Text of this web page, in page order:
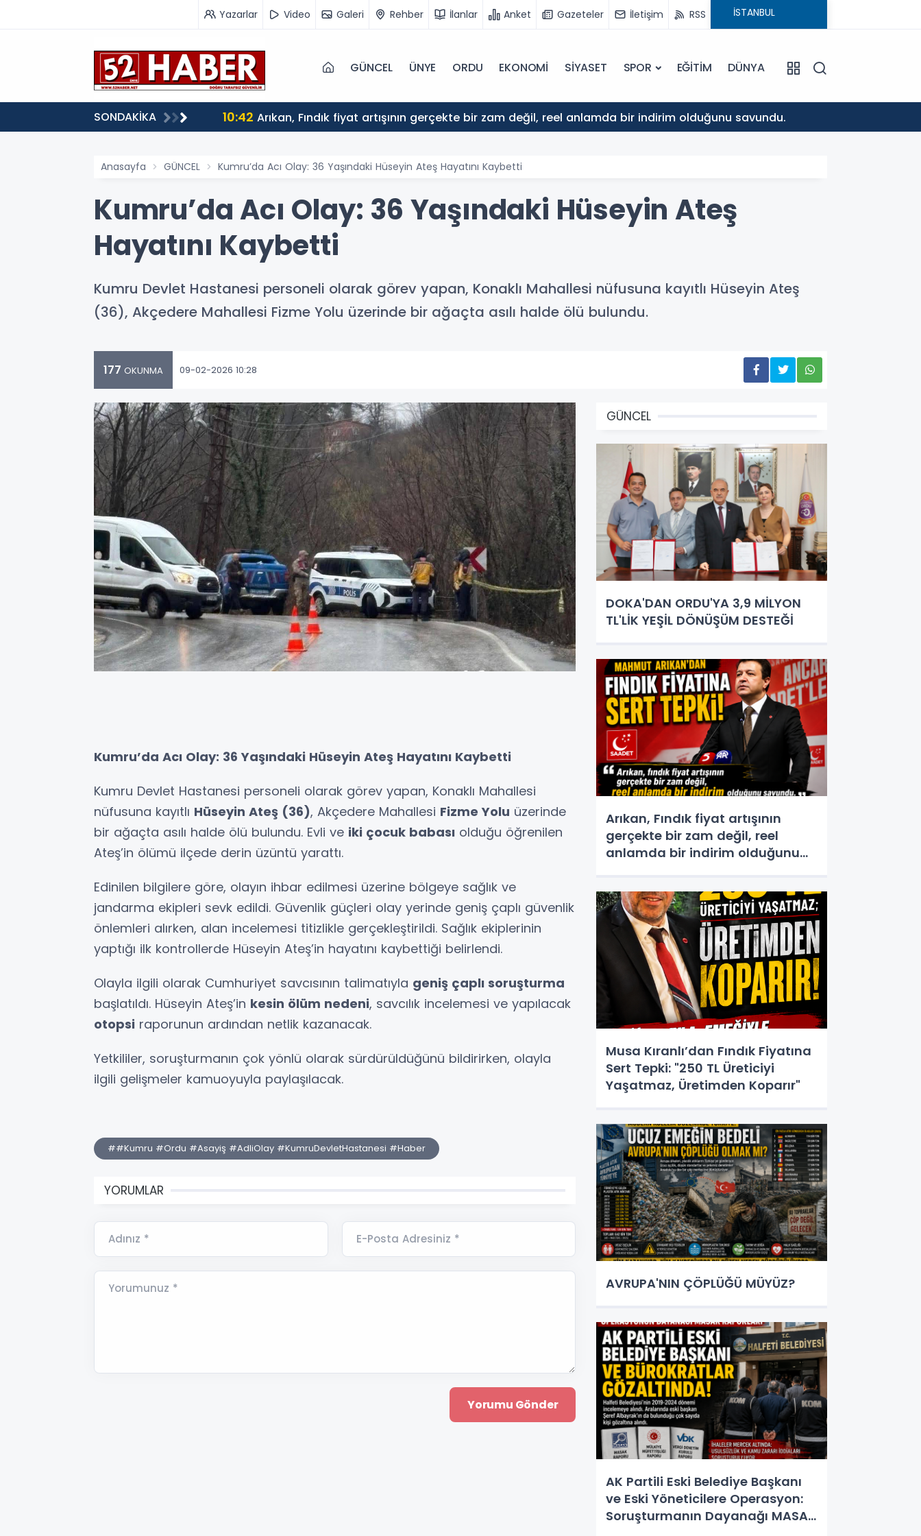
Yazarlar Video Galeri Rehber İlanlar Anket Gazeteler İletişim RSS
GÜNCEL ÜNYE ORDU EKONOMİ SİYASET SPOR EĞİTİM DÜNYA
SONDAKİKA 10:42 Arıkan, Fındık fiyat artışının gerçekte bir zam değil, reel anlamda bir indirim olduğunu savundu.
Anasayfa GÜNCEL Kumru’da Acı Olay: 36 Yaşındaki Hüseyin Ateş Hayatını Kaybetti
Kumru’da Acı Olay: 36 Yaşındaki Hüseyin Ateş
Hayatını Kaybetti
Kumru Devlet Hastanesi personeli olarak görev yapan, Konaklı Mahallesi nüfusuna kayıtlı Hüseyin Ateş
(36), Akçedere Mahallesi Fizme Yolu üzerinde bir ağaçta asılı halde ölü bulundu.
177 OKUNMA 09-02-2026 10:28
Kumru’da Acı Olay: 36 Yaşındaki Hüseyin Ateş Hayatını Kaybetti
Kumru Devlet Hastanesi personeli olarak görev yapan, Konaklı Mahallesi
nüfusuna kayıtlı Hüseyin Ateş (36), Akçedere Mahallesi Fizme Yolu üzerinde
bir ağaçta asılı halde ölü bulundu. Evli ve iki çocuk babası olduğu öğrenilen
Ateş’in ölümü ilçede derin üzüntü yarattı.
Edinilen bilgilere göre, olayın ihbar edilmesi üzerine bölgeye sağlık ve
jandarma ekipleri sevk edildi. Güvenlik güçleri olay yerinde geniş çaplı güvenlik
önlemleri alırken, alan incelemesi titizlikle gerçekleştirildi. Sağlık ekiplerinin
yaptığı ilk kontrollerde Hüseyin Ateş’in hayatını kaybettiği belirlendi.
Olayla ilgili olarak Cumhuriyet savcısının talimatıyla geniş çaplı soruşturma
başlatıldı. Hüseyin Ateş’in kesin ölüm nedeni, savcılık incelemesi ve yapılacak
otopsi raporunun ardından netlik kazanacak.
Yetkililer, soruşturmanın çok yönlü olarak sürdürüldüğünü bildirirken, olayla
ilgili gelişmeler kamuoyuyla paylaşılacak.
##Kumru #Ordu #Asayiş #AdliOlay #KumruDevletHastanesi #Haber
YORUMLAR
Adınız * E-Posta Adresiniz *
Yorumunuz *
GÜNCEL
DOKA'DAN ORDU'YA 3,9 MİLYON
TL'LİK YEŞİL DÖNÜŞÜM DESTEĞİ
Arıkan, Fındık fiyat artışının
gerçekte bir zam değil, reel
anlamda bir indirim olduğunu
Musa Kıranlı’dan Fındık Fiyatına
Sert Tepki: "250 TL Üreticiyi
Yaşatmaz, Üretimden Koparır"
AVRUPA'NIN ÇÖPLÜĞÜ MÜYÜZ?
AK Partili Eski Belediye Başkanı
ve Eski Yöneticilere Operasyon:
Soruşturmanın Dayanağı MASAK